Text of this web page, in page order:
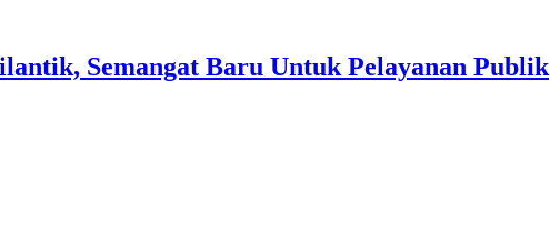
Semangat Baru Untuk Pelayanan Publik